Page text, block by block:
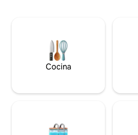
y de cenas al aire libre con la parrilla o el
horno para pizza. Ideal para escapadas
románticas, desintoxicación digital y
retiros tranquilos en la naturaleza.
Cocina